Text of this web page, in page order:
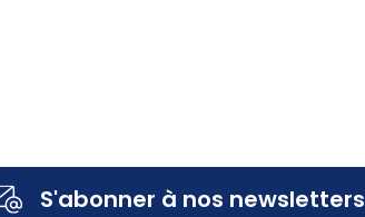
S'abonner à nos newsletters